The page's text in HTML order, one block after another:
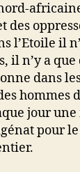
des
l’Etoile il
il n’y a que
dans
hommes
jour
pour